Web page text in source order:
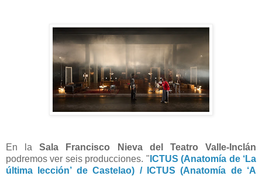
En laSala Francisco Nieva del Teatro Valle-Inclán
podremos ver seis producciones. " ICTUS (Anatomía de ‘La
última lección’ de Castelao) / ICTUS (Anatomía de ‘A